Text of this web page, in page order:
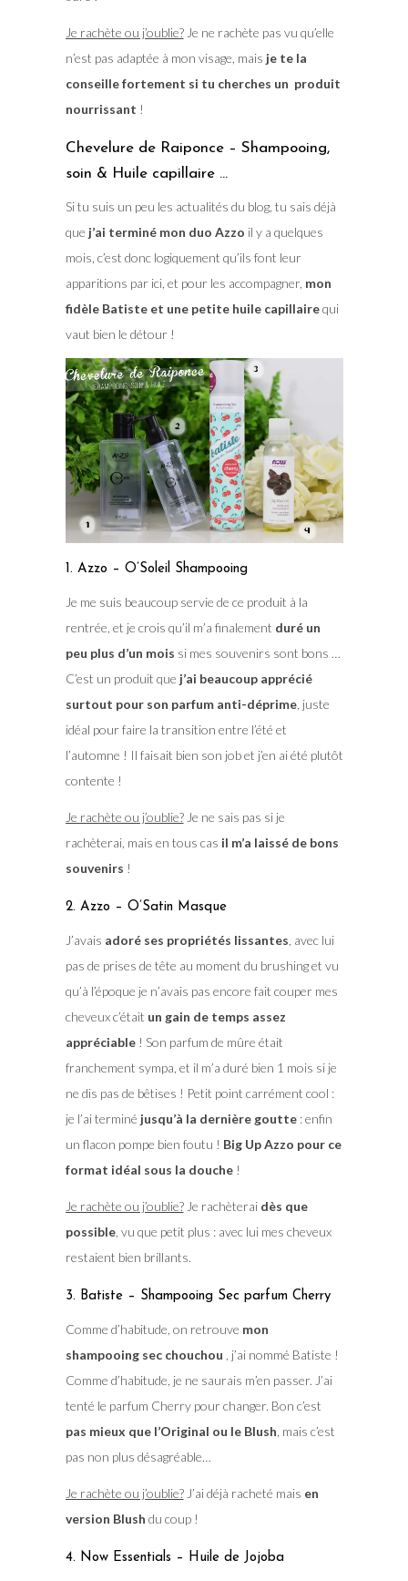
Je rachète ou j’oublie?Je ne rachète pas vu qu’elle
n’est pas adaptée à mon visage, mais je te la
conseille fortement si tu cherches un produit
nourrissant !
Chevelure de Raiponce – Shampooing,
soin & Huile capillaire …
Si tu suis un peu les actualités du blog, tu sais déjà
que j’ai terminé mon duo Azzo il y a quelques
mois, c’est donc logiquement qu’ils font leur
apparitions par ici, et pour les accompagner, mon
fidèle Batiste et une petite huile capillairequi
vaut bien le détour !
1. Azzo – O’Soleil Shampooing
Je me suis beaucoup servie de ce produit à la
rentrée, et je crois qu’il m’a finalement duré un
peu plus d’un mois si mes souvenirs sont bons …
C’est un produit que j’ai beaucoup apprécié
surtout pour son parfum anti-déprime, juste
idéal pour faire la transition entre l’été et
l’automne ! Il faisait bien son job et j’en ai été plutôt
contente !
Je rachète ou j’oublie?Je ne sais pas si je
rachèterai, mais en tous cas il m’a laissé de bons
souvenirs !
2. Azzo – O’Satin Masque
J’avais adoré ses propriétés lissantes , avec lui
pas de prises de tête au moment du brushing et vu
qu’à l’époque je n’avais pas encore fait couper mes
cheveux c’était un gain de temps assez
appréciable! Son parfum de mûre était
franchement sympa, et il m’a duré bien 1 mois si je
ne dis pas de bêtises ! Petit point carrément cool :
je l’ai terminé jusqu’à la dernière goutte: enfin
un flacon pompe bien foutu ! Big Up Azzo pour ce
format idéal sous la douche!
Je rachète ou j’oublie?Je rachèterai dès que
possible, vu que petit plus : avec lui mes cheveux
restaient bien brillants.
3. Batiste – Shampooing Sec parfum Cherry
Comme d’habitude, on retrouve mon
shampooing sec chouchou , j’ai nommé Batiste !
Comme d’habitude, je ne saurais m’en passer. J’ai
tenté le parfum Cherry pour changer. Bon c’est
pas mieux que l’Original ou le Blush , mais c’est
pas non plus désagréable…
Je rachète ou j’oublie?J’ai déjà racheté mais en
version Blush du coup !
4. Now Essentials – Huile de Jojoba